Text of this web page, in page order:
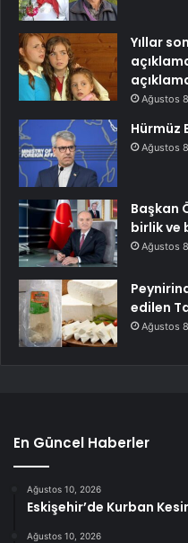
Yıllar
Ağustos
Hürmüz
Ağustos
Başkan
birlik ve
Ağustos
edilen
Ağustos
En Güncel Haberler
Ağustos 10, 2026
Eskişehir’de Kurban
Ağustos 10, 2026